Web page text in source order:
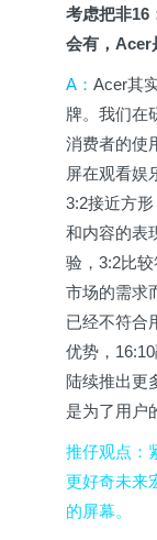
考虑把非16
会有，Acer
A ： Acer其
牌。我们在
消费者的使
屏在观看娱
3:2接近方
和内容的表
验，3:2比
市场的需求
已经不符合
优势，
陆续推出更
是为了用户
推仔观点
更好奇未来
的屏幕。